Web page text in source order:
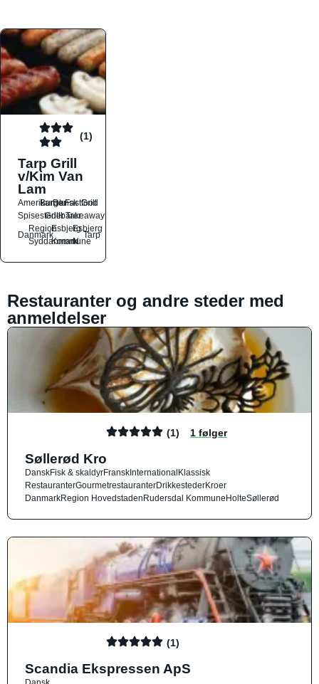
(1)
Tarp Grill
v/Kim Van
Lam
Amerikansk
BurgerDanskFastfood
Grill
SpisestederGrillbarerTakeaway
Danmark
Region
Syddanmark
Esbjerg
Kommune
Esbjerg
N
Tarp
Restauranter og andre steder med
anmeldelser
(1) 1 følger
Søllerød Kro
DanskFisk & skaldyrFranskInternationalKlassisk
RestauranterGourmetrestauranterDrikkestederKroer
DanmarkRegion HovedstadenRudersdal KommuneHolteSøllerød
(1)
Scandia Ekspressen ApS